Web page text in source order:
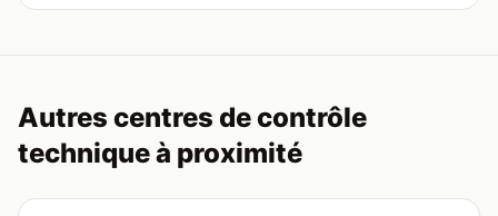
Autres centres de contrôle
technique à proximité